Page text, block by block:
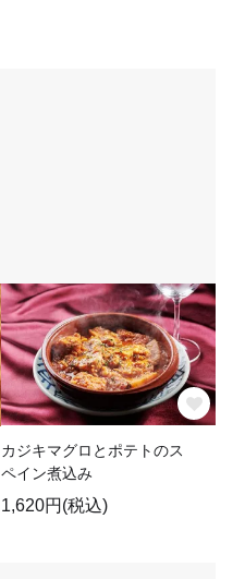
カジキマグロとポテトのス
ペイン煮込み
1,620円(税込)